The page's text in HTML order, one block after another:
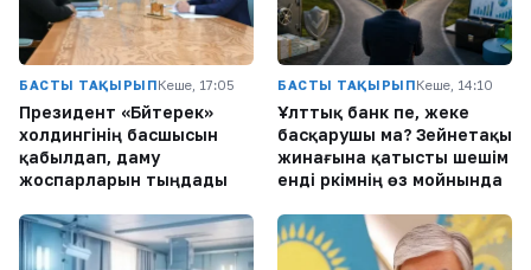
БАСТЫ ТАҚЫРЫПКеше, 17:05
Президент «Бәйтерек»
холдингінің басшысын
қабылдап, даму
жоспарларын тыңдады
БАСТЫ ТАҚЫРЫПКеше, 14:10
Ұлттық банк пе, жеке
басқарушы ма? Зейнетақы
жинағына қатысты шешім
енді әркімнің өз мойнында